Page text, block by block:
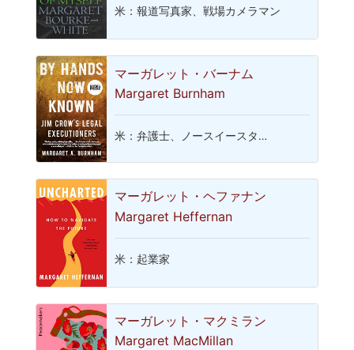
米：報道写真家、戦場カメラマン
マーガレット・バーナム
Margaret Burnham
米：弁護士、ノースイースタ…
マーガレット・ヘファナン
Margaret Heffernan
米：起業家
マーガレット・マクミラン
Margaret MacMillan